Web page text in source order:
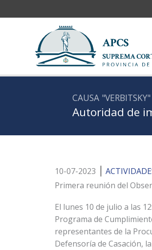
CAUSA "VERBITSKY"
Autoridad de
10-07-2023
Primera reunión del
El lunes 10 de julio a las
Programa de
representantes de la
Defensoría de Casación,